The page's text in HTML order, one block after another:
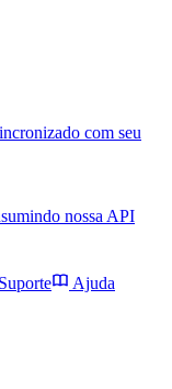
com seu
nossa API
Suporte Ajuda